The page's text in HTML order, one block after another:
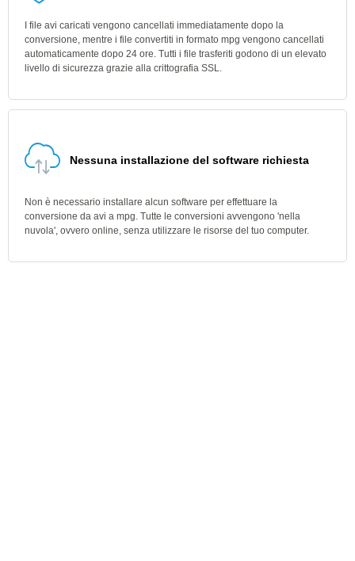
I file avi caricati vengono cancellati immediatamente dopo la
conversione, mentre i file convertiti in formato mpg vengono cancellati
automaticamente dopo 24 ore. Tutti i file trasferiti godono di un elevato
livello di sicurezza grazie alla crittografia SSL.
Nessuna installazione del software richiesta
Non è necessario installare alcun software per effettuare la
conversione da avi a mpg. Tutte le conversioni avvengono 'nella
nuvola', ovvero online, senza utilizzare le risorse del tuo computer.